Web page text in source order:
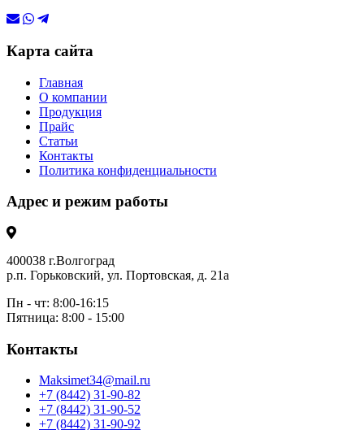
Карта сайта
Главная
О компании
Продукция
Прайс
Статьи
Контакты
Политика конфиденциальности
Адрес и режим работы
400038 г.Волгоград
р.п. Горьковский, ул. Портовская, д. 21а
Пн - чт: 8:00-16:15
Пятница: 8:00 - 15:00
Контакты
Maksimet34@mail.ru
+7 (8442) 31-90-82
+7 (8442) 31-90-52
+7 (8442) 31-90-92